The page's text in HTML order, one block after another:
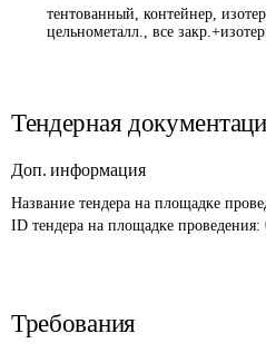
тентованный, контейнер,
цельнометалл., все
Тендерная
Доп. информация
Название тендера на площадке
ID тендера на площадке проведения:
Требования